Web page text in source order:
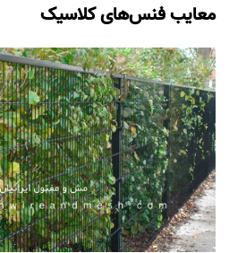
معایب فنس‌های کلاسیک